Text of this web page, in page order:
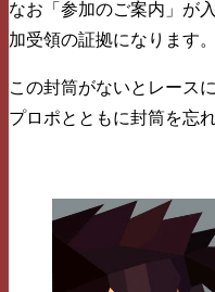
なお「参加のご案内」が
加受領の証拠になります。
この封筒がないとレース
プロポとともに封筒を忘